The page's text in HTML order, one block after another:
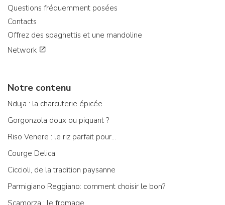
Questions fréquemment posées
Contacts
Offrez des spaghettis et une mandoline
Network
Notre contenu
Nduja : la charcuterie épicée
Gorgonzola doux ou piquant ?
Riso Venere : le riz parfait pour...
Courge Delica
Ciccioli, de la tradition paysanne
Parmigiano Reggiano: comment choisir le bon?
Scamorza : le fromage ...